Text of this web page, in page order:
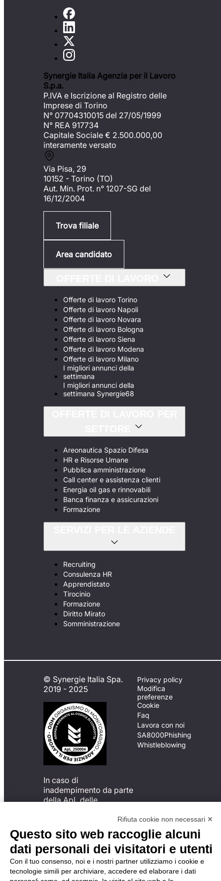
Synergie Italia Agenzia per il Lavoro
S.p.a.
P.IVA e Iscrizione al Registro delle
Imprese di Torino
N° 07704310015 del 27/05/1999
N° REA 917734
Capitale Sociale € 2.500.000,00
interamente versato
Via Pisa, 29
10152 - Torino (TO)
Aut. Min. Prot. n° 1207-SG del
16/12/2004
Trova filiale
Area candidato
Offerte di lavoro Torino
Offerte di lavoro Napoli
Offerte di lavoro Novara
Offerte di lavoro Bologna
Offerte di lavoro Siena
Offerte di lavoro Modena
Offerte di lavoro Milano
I migliori annunci della
settimana
I migliori annunci della
settimana Synergie68
Areonautica Spazio Difesa
HR e Risorse Umane
Pubblica amministrazione
Call center e assistenza clienti
Energia oil gas e rinnovabili
Banca finanza e assicurazioni
Formazione
Recruiting
Consulenza HR
Apprendistato
Tirocinio
Formazione
Diritto Mirato
Somministrazione
© Synergie Italia Spa.
2019 - 2025
In caso di
inadempimento da parte
della ApL delle
del Codice di Condotta, è
possibile presentare un
reclamo
all’Organismo di
Monitoraggio utilizzando
una delle modalità
descritte al seguente
Privacy policy
Modifica
preferenze
Cookie
Faq
Lavora con noi
SA8000Phishing
Whistleblowing
Rifiuta cookie non necessari ✕
Questo sito web raccoglie alcuni
dati personali dei visitatori e utenti
Con il tuo consenso, noi e i nostri partner utilizziamo i cookie e
tecnologie simili per archiviare, accedere ed elaborare i dati